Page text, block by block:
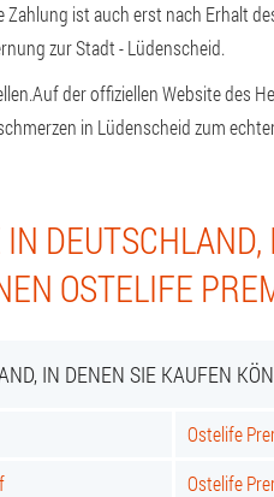
ist auch erst nach Erhalt
zur Stadt - Lüdenscheid.
Auf der offiziellen Website des
in Lüdenscheid zum
OSTELIFE
IN DENEN SIE KAUFEN
Ostelife
Ostelife